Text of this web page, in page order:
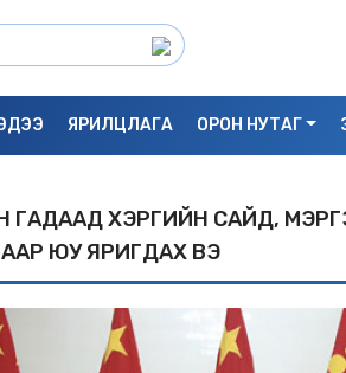
ЯРИЛЦЛАГА ОРОН НУТАГ
ГАДААД XЭРГИЙН САЙД,
ЮУ ЯРИГДАX ВЭ